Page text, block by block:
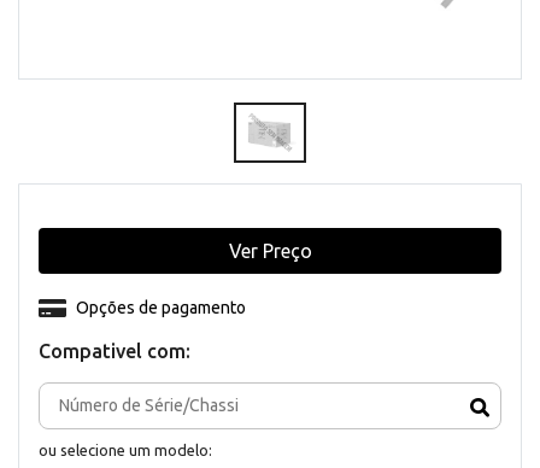
Compativel com:
ou selecione um modelo:
Opções de pagamento
Ver Preço